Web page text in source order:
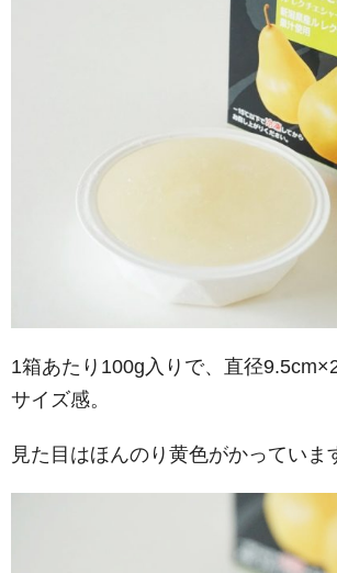
1箱あたり100g入りで、直径
サイズ感。
見た目はほんのり黄色がかっていま